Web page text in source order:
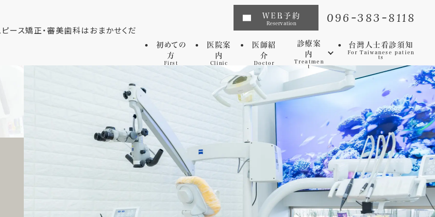
WEB予約
Reservation 096-383-8118
初めての
方
First
医院案
内
Clinic
医師紹
介
Doctor
診療案
内
Treatmen
t
インプラント
マウスピース矯正
セレック
審美歯科
ホワイトニング
矯正歯科
歯周病
予防歯科
マイクロスコープ
台灣人士看診須知
For Taiwanese patien
ts